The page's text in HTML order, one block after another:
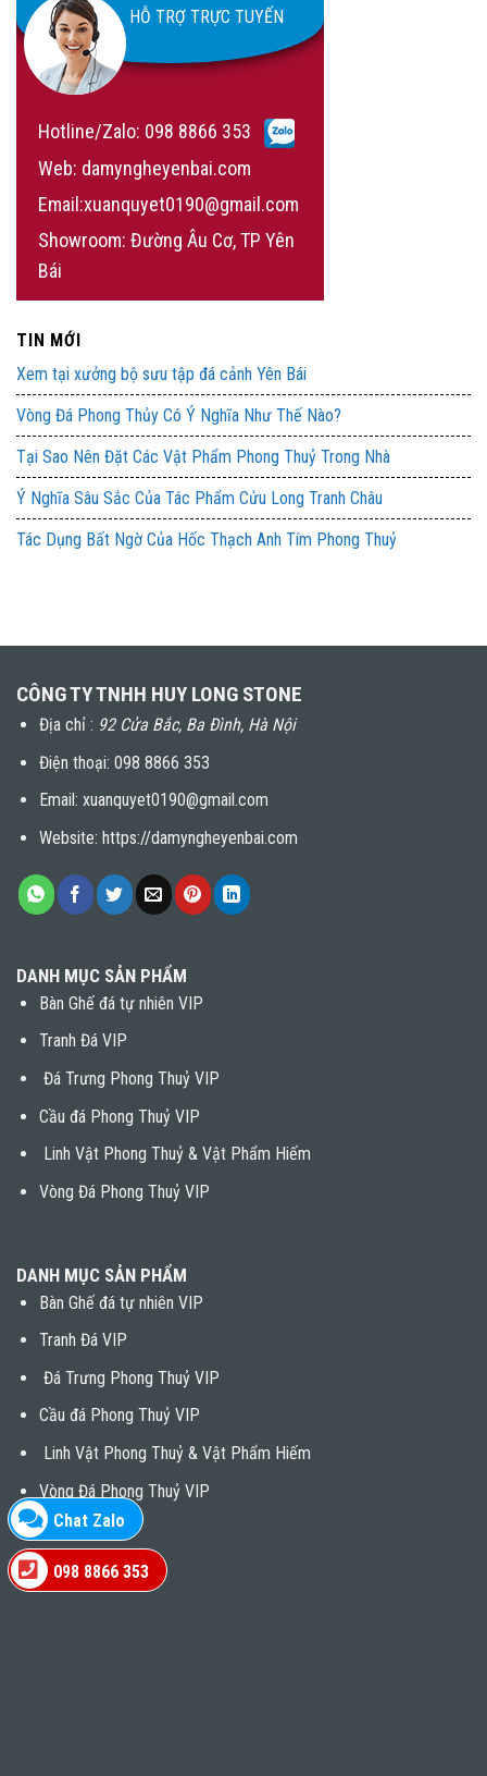
Chat Zalo
098 8866 353
HỖ TRỢ TRỰC TUYẾN
Hotline/Zalo: 098 8866 353
Web: damyngheyenbai.com
Email:xuanquyet0190@gmail.com
Showroom: Đường Âu Cơ, TP Yên
Bái
TIN MỚI
Xem tại xưởng bộ sưu tập đá cảnh Yên Bái
Vòng Đá Phong Thủy Có Ý Nghĩa Như Thế Nào?
Tại Sao Nên Đặt Các Vật Phẩm Phong Thuỷ Trong Nhà
Ý Nghĩa Sâu Sắc Của Tác Phẩm Cửu Long Tranh Châu
Tác Dụng Bất Ngờ Của Hốc Thạch Anh Tím Phong Thuỷ
CÔNG TY TNHH HUY LONG STONE
Địa chỉ : 92 Cửa Bắc, Ba Đình, Hà Nội
Điện thoại: 098 8866 353
Email: xuanquyet0190@gmail.com
Website: https://damyngheyenbai.com
DANH MỤC SẢN PHẨM
Bàn Ghế đá tự nhiên VIP
Tranh Đá VIP
Đá Trưng Phong Thuỷ VIP
Cầu đá Phong Thuỷ VIP
Linh Vật Phong Thuỷ & Vật Phẩm Hiếm
Vòng Đá Phong Thuỷ VIP
DANH MỤC SẢN PHẨM
Bàn Ghế đá tự nhiên VIP
Tranh Đá VIP
Đá Trưng Phong Thuỷ VIP
Cầu đá Phong Thuỷ VIP
Linh Vật Phong Thuỷ & Vật Phẩm Hiếm
Vòng Đá Phong Thuỷ VIP